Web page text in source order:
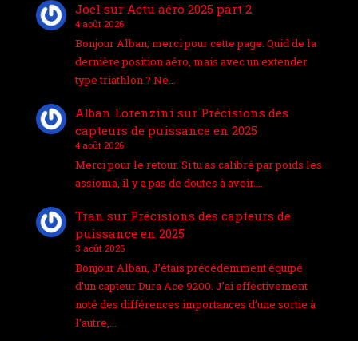
Joel sur Actu aéro 2025 part 2
4 août 2026
Bonjour Alban; merci pour cette page. Quid de la
dernière position aéro, mais avec un extender
type triathlon ? Ne…
Alban Lorenzini sur Précisions des
capteurs de puissance en 2025
4 août 2026
Merci pour le retour. Si tu as calibré par poids les
assioma, il y a pas de doutes à avoir.…
Tran sur Précisions des capteurs de
puissance en 2025
3 août 2026
Bonjour Alban, J’étais précédemment équipé
d’un capteur Dura Ace 9200. J’ai effectivement
noté des différences importances d’une sortie à
l’autre,…